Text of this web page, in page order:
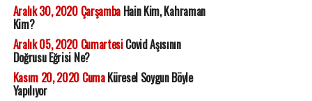
Aralık 30, 2020 ÇarşambaHain Kim, Kahraman
Kim?
Aralık 05, 2020 CumartesiCovid Aşısının
Doğrusu Eğrisi Ne?
Kasım 20, 2020 CumaKüresel Soygun Böyle
Yapılıyor